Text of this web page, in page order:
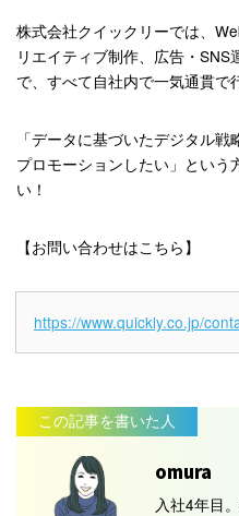
株式会社クイックリーでは、
リエイティブ制作、広告・
で、すべて自社内で一気通貫で
「データに基づいたデジタル
プロモーションしたい」という
い！
【お問い合わせはこちら】
https://www.quickly.co.jp/
この記事を書いた人
omura
入社4年目